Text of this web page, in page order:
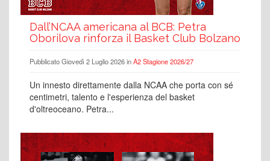
Dall’NCAA americana al BCB: Petra
Oborilova rinforza il Basket Club Bolzano
Pubblicato Giovedì 2 Luglio 2026 inA2 Stagione 2026/27
Un innesto direttamente dalla NCAA che porta con sé
centimetri, talento e l'esperienza del basket
d'oltreoceano. Petra...